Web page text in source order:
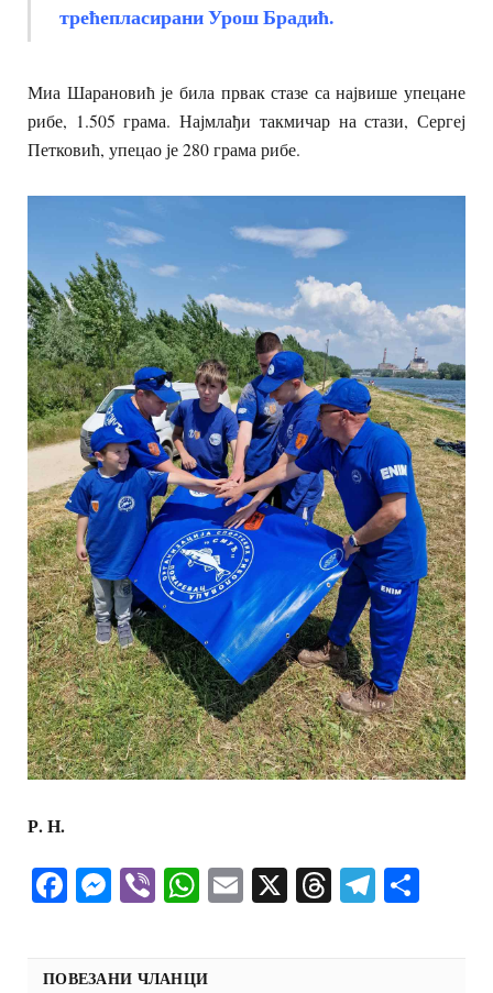
трећепласирани Урош Брадић.
Миа Шарановић је била првак стазе са највише упецане
рибе, 1.505 грама. Најмлађи такмичар на стази, Сергеј
Петковић, упецао је 280 грама рибе.
Р. Н.
Facebook
Messenger
ViberWhatsApp
Email
X Threads
ПОВЕЗАНИ ЧЛАНЦИ